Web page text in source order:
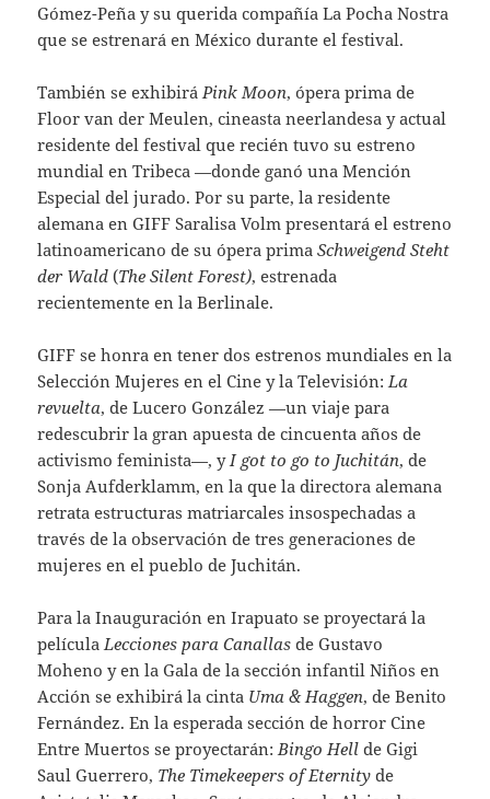
Gómez-Peña y su querida compañía La Pocha Nostra
que se estrenará en México durante el festival.
También se exhibirá Pink Moon, ópera prima de
Floor van der Meulen, cineasta neerlandesa y actual
residente del festival que recién tuvo su estreno
mundial en Tribeca —donde ganó una Mención
Especial del jurado. Por su parte, la residente
alemana en GIFF Saralisa Volm presentará el estreno
latinoamericano de su ópera primaSchweigend Steht
der Wald (The Silent Forest), estrenada
recientemente en la Berlinale.
GIFF se honra en tener dos estrenos mundiales en la
Selección Mujeres en el Cine y la Televisión: La
revuelta, de Lucero González —un viaje para
redescubrir la gran apuesta de cincuenta años de
activismo feminista—, y I got to go to Juchitán, de
Sonja Aufderklamm, en la que la directora alemana
retrata estructuras matriarcales insospechadas a
través de la observación de tres generaciones de
mujeres en el pueblo de Juchitán.
Para la Inauguración en Irapuato se proyectará la
película Lecciones para Canallas de Gustavo
Moheno y en la Gala de la sección infantil Niños en
Acción se exhibirá la cinta Uma & Haggen, de Benito
Fernández. En la esperada sección de horror Cine
Entre Muertos se proyectarán: Bingo Hell de Gigi
Saul Guerrero, The Timekeepers of Eternity de